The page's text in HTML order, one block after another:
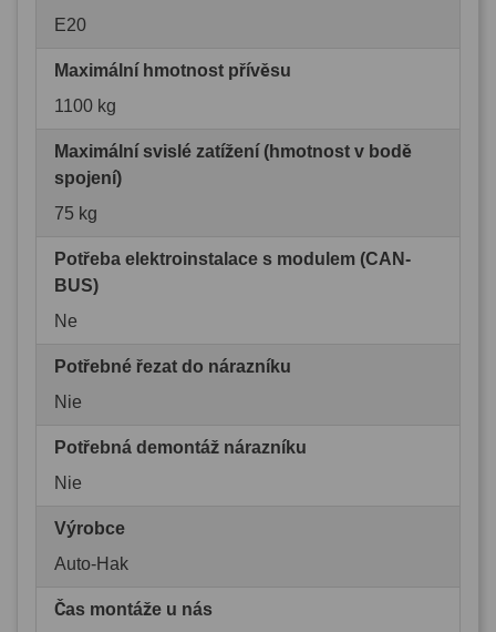
E20
Maximální hmotnost přívěsu
1100 kg
Maximální svislé zatížení (hmotnost v bodě
spojení)
75 kg
Potřeba elektroinstalace s modulem (CAN-
BUS)
Ne
Potřebné řezat do nárazníku
Nie
Potřebná demontáž nárazníku
Nie
Výrobce
Auto-Hak
Čas montáže u nás